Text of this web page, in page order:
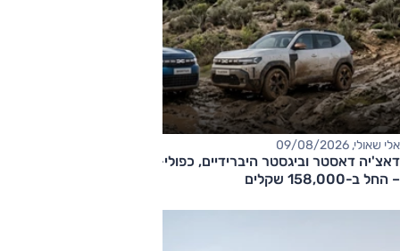
אלי שאולי, 09/08/2026
דאצ'יה דאסטר וביגסטר היברידיים, כפולי-הנעה עם תיבה אוטומטית
– החל ב-158,000 שקלים